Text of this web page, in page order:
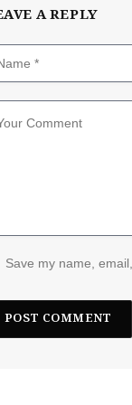
A REPLY
Save my name,